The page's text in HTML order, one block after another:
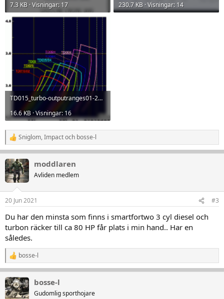
7.3 KB · Visningar: 17
230.7 KB · Visningar: 14
TD015_turbo-outputranges01-2010.gif
16.6 KB · Visningar: 16
R
e
a
k
t
i
e
:
Sniglom,Impactoch bosse-l
moddlaren
Avliden medlem
20 Jun 2021 #3
Du har den minsta som finns i smartfortwo 3 cyl diesel och
turbon räcker till ca 80 HP får plats i min hand.. Har en
således.
R
e
k
t
bosse-l
bosse-l
Gudomlig sporthojare